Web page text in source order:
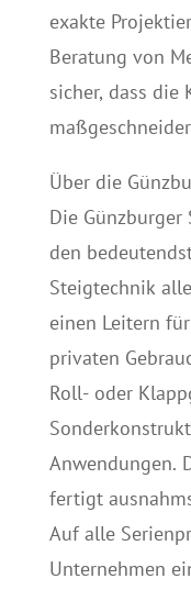
exakte
Beratung von
sicher, dass die
Über die
Die
den
Steigtechnik
einen Leitern
privaten
Roll- oder
Anwendungen.
fertigt
Auf alle
Unternehmen